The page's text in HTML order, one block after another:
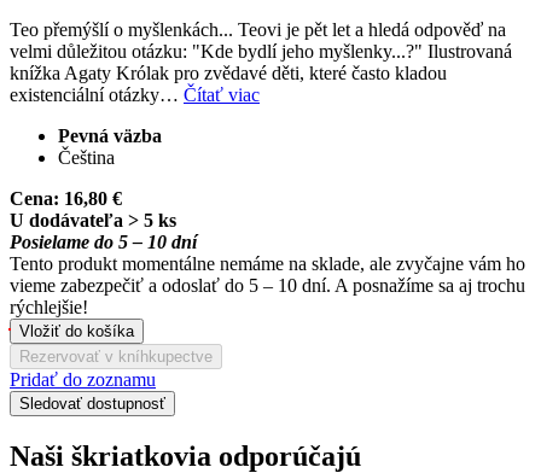
Teo přemýšlí o myšlenkách... Teovi je pět let a hledá odpověď na
velmi důležitou otázku: "Kde bydlí jeho myšlenky...?" Ilustrovaná
knížka Agaty Królak pro zvědavé děti, které často kladou
existenciální otázky… Čítať viac
Pevná väzba
Čeština
Cena: 16,80 €
U dodávateľa > 5 ks
Posielame do 5 – 10 dní
Tento produkt momentálne nemáme na sklade, ale zvyčajne vám ho
vieme zabezpečiť a odoslať do 5 – 10 dní. A posnažíme sa aj trochu
rýchlejšie!
Vložiť do košíka
Rezervovať v kníhkupectve
Pridať do zoznamu
Sledovať dostupnosť
Naši škriatkovia odporúčajú